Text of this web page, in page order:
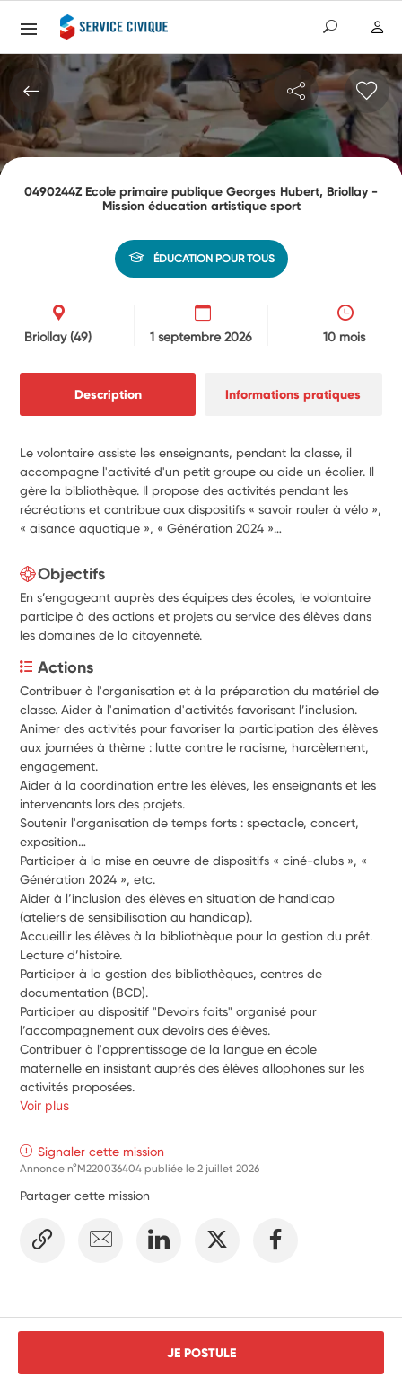
0490244Z Ecole primaire publique Georges Hubert, Briollay -
Mission éducation artistique sport
ÉDUCATION POUR TOUS
Briollay(49) 1 septembre 2026 10 mois
Description Informations pratiques
Le volontaire assiste les enseignants, pendant la classe, il
accompagne l'activité d'un petit groupe ou aide un écolier. Il
gère la bibliothèque. Il propose des activités pendant les
récréations et contribue aux dispositifs « savoir rouler à vélo »,
« aisance aquatique », « Génération 2024 »…
Objectifs
En s’engageant auprès des équipes des écoles, le volontaire
participe à des actions et projets au service des élèves dans
les domaines de la citoyenneté.
Actions
Contribuer à l'organisation et à la préparation du matériel de
classe. Aider à l'animation d'activités favorisant l’inclusion.
Animer des activités pour favoriser la participation des élèves
aux journées à thème : lutte contre le racisme, harcèlement,
engagement.
Aider à la coordination entre les élèves, les enseignants et les
Soutenir l'organisation de temps forts : spectacle, concert,
exposition…
Participer à la mise en œuvre de dispositifs « ciné-clubs », «
Génération 2024 », etc.
Aider à l’inclusion des élèves en situation de handicap
(ateliers de sensibilisation au handicap).
Accueillir les élèves à la bibliothèque pour la gestion du prêt.
Lecture d’histoire.
Participer à la gestion des bibliothèques, centres de
documentation (BCD).
Participer au dispositif "Devoirs faits" organisé pour
l’accompagnement aux devoirs des élèves.
Contribuer à l'apprentissage de la langue en école
maternelle en insistant auprès des élèves allophones sur les
activités proposées.
Voir plus
Signaler cette mission
Annonce n°M220036404 publiée le2 juillet 2026
Partager cette mission
JE POSTULE